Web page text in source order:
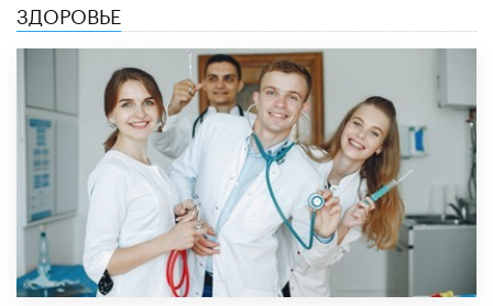
ЗДОРОВЬЕ